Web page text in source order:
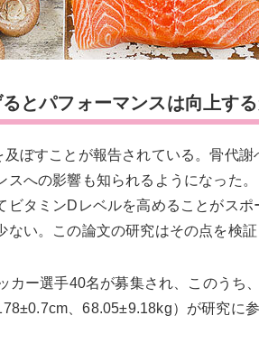
とパフォーマンスは向上する
ぼすことが報告されている。骨代
への影響も知られるようになった
タミンDレベルを高めることがス
い。この論文の研究はその点を検証
カー選手40名が募集され、このうち
、68.05±9.18kg）が研究に